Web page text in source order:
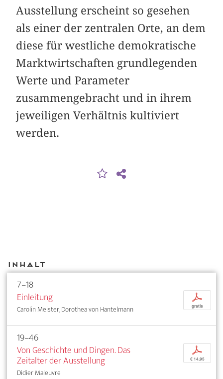
Ausstellung erscheint so gesehen
als einer der zentralen Orte, an dem
diese für westliche demokratische
Marktwirtschaften grundlegenden
Werte und Parameter
zusammengebracht und in ihrem
jeweiligen Verhältnis kultiviert
werden.
Inhalt
7–18
Einleitung
Carolin Meister, Dorothea von Hantelmann
p
gratis
19–46
Von Geschichte und Dingen. Das
Zeitalter der Ausstellung
Didier Maleuvre
p
€ 14,95